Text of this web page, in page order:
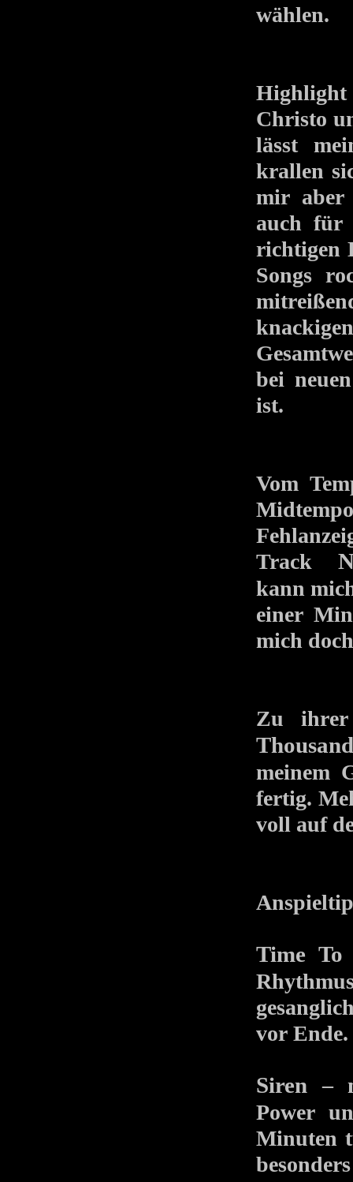
wählen.
Christo
lässt
krallen
mir aber
auch für
richtigen
Songs
bei
ist.
Vom
Track
kann
einer
mich
Zu
meinem
fertig.
voll auf
Time To
vor Ende.
Siren –
Power
Minuten